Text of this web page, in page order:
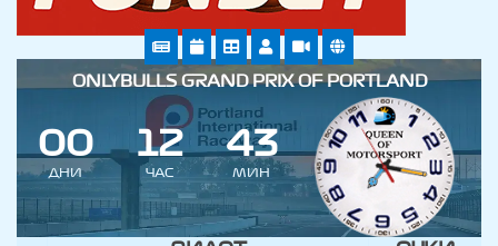
ONLYBULLS GRAND PRIX OF PORTLAND
00
ДНИ
12
ЧАС
43
МИН